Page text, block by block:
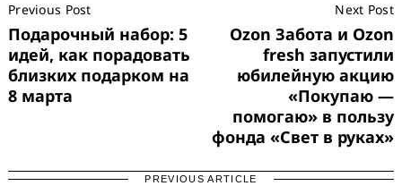
Navigation
Previous Post
Подарочный набор: 5
идей, как порадовать
близких подарком на
8 марта
Next Post
Ozon Забота и Ozon
fresh запустили
юбилейную акцию
«Покупаю —
помогаю» в пользу
фонда «Свет в руках»
PREVIOUS ARTICLE